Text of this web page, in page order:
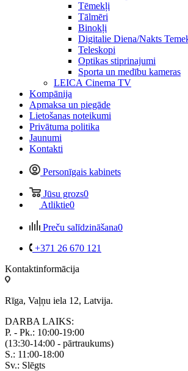
Tēmekļi
Tālmēri
Binokļi
Digitalie Diena/Nakts
Teleskopi
Optikas stiprinajumi
Sporta un medību kameras
LEICA Cinema TV
Kompānija
Apmaksa un piegāde
Lietošanas noteikumi
Privātuma politika
Jaunumi
Kontakti
Personīgais kabinets
Jūsu grozs0
Atliktie0
Preču salīdzināšana0
+371 26 670 121
Kontaktinformācija
Rīga, Vaļņu iela 12, Latvija.
DARBA LAIKS:
P. - Pk.: 10:00-19:00
(13:30-14:00 - pārtraukums)
S.: 11:00-18:00
Sv.: Slēgts